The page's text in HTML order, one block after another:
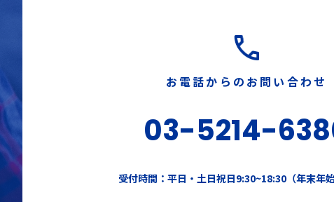
お電話からのお問い合わせ
03-5214-
受付時間：平日・土日祝日9:30~18:30（年末年始